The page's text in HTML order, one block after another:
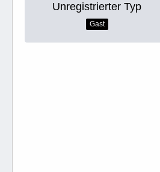
Unregistrierter Typ
Gast